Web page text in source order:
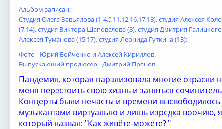
Альбом записан:
Студия Олега Завьялова (1-4,9,11,12,16,17,18), студия Алексея
(7,14), студия Виктора Шаповалова (8), студия Дмитрия
Алексея Туманова (15,17), студия Леонида Гуткина (13);
Фото - Юрий Бойченко и Алексей Кириллов.
Выпускающий продюсер - Дмитрий Прянов.
Пандемия, которая парализовала многие отрасли
меня перестоить свою хизнь и заняться
Концерты были нечасты и времени
музыкантами виртуально и лишь изредка воочию,
который назвал: "Как живёте-можете?!"